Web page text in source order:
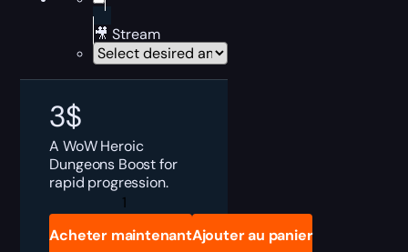
🎥 Stream
3$
A WoW Heroic
Dungeons Boost for
rapid progression.
Heroic
Dungeons
Boost
quantity
Acheter maintenantAjouter au panier